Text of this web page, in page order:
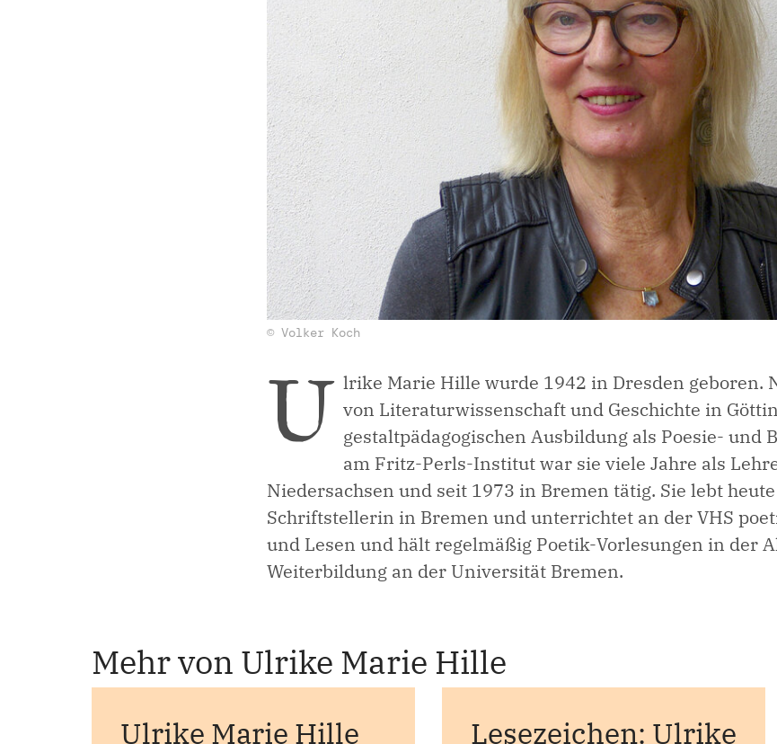
© Volker Koch
U lrike Marie Hille wurde 1942 in Dresden geboren.
von Literaturwissenschaft und Geschichte in
gestaltpädagogischen Ausbildung als Poesie- und
am Fritz-Perls-Institut war sie viele Jahre als
Niedersachsen und seit 1973 in Bremen tätig. Sie lebt
Schriftstellerin in Bremen und unterrichtet an der VHS
und Lesen und hält regelmäßig Poetik-Vorlesungen in der
Weiterbildung an der Universität Bremen.
Mehr von Ulrike Marie Hille
Ulrike Marie Hille
Lesezeichen: Ulrike